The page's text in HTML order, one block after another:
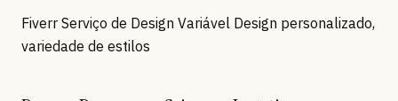
Fiverr Serviço de Design Variável Design personalizado,
variedade de estilos